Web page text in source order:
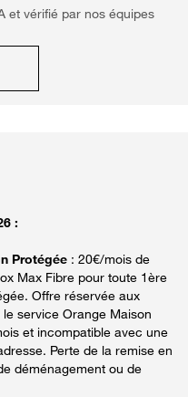
et vérifié par nos équipes
:
Protégée : 20€/mois de
Max Fibre pour toute 1ère
Offre réservée aux
service Orange Maison
et incompatible avec une
Perte de la remise en
déménagement ou de